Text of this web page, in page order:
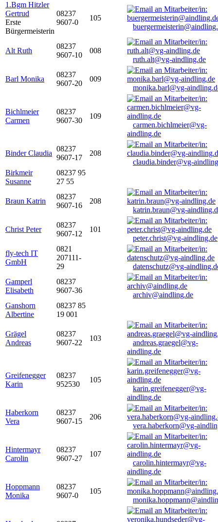
1.Bgm Hitzler
Gertrud
Erste
Bürgermeisterin
08237
9607-0
105
Alt Ruth
08237
9607-10
008
ruth.alt@vg-aindling.de
Barl Monika
08237
9607-20
009
monika.barl@vg-
Bichlmeier
Carmen
08237
9607-30
109
carmen.bichlmeier@vg-
aindling.de
Binder Claudia
08237
9607-17
208
claudia.binder@vg-
Birkmeir
Susanne
08237 95
27 55
Braun Katrin
08237
9607-16
208
katrin.braun@vg-
Christ Peter
08237
9607-12
101
peter.christ@vg-aindling.de
fly-tech IT
GmbH
0821
207111-
29
datenschutz@vg-
Gamperl
Elisabeth
08237
9607-36
archiv@aindling.de
Ganshorn
Albertine
08237 85
19 001
Grägel
Andreas
08237
9607-22
103
andreas.graegel@vg-
aindling.de
Greifenegger
Karin
08237
952530
105
karin.greifenegger@vg-
aindling.de
Haberkorn
Vera
08237
9607-15
206
vera.haberkorn@vg-
Hintermayr
Carolin
08237
9607-27
107
carolin.hintermayr@vg-
aindling.de
Hoppmann
Monika
08237
9607-0
105